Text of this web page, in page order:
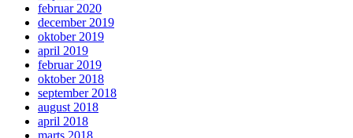
februar 2020
december 2019
oktober 2019
april 2019
februar 2019
oktober 2018
september 2018
august 2018
april 2018
marts 2018